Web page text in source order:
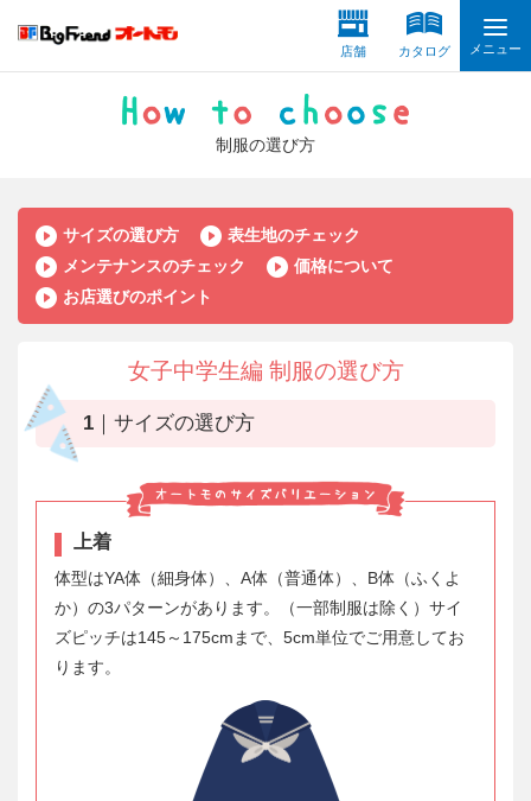
店舗 カタログ メニュー
制服の選び方
サイズの選び方
表生地のチェック
メンテナンスのチェック
価格について
お店選びのポイント
女子中学生編 制服の選び方
1｜サイズの選び方
上着
体型はYA体（細身体）、A体（普通体）、B体（ふくよ
か）の3パターンがあります。（一部制服は除く）サイ
ズピッチは145～175cmまで、5cm単位でご用意してお
ります。